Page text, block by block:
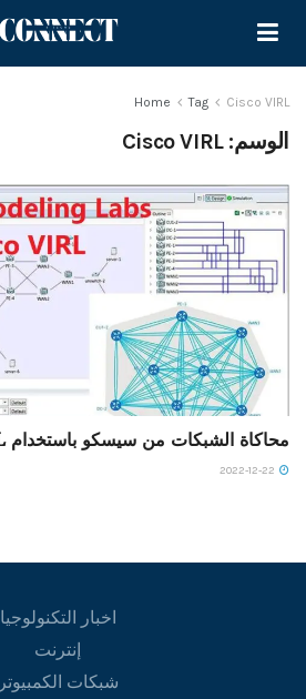
Home Tag Cisco VIRL
الوسم:Cisco VIRL
محاكاة الشبكات من سيسكو باستخدام Cisco VIRL
اخبار التكنولوجيا
إنترنت
شبكات الكمبيوتر